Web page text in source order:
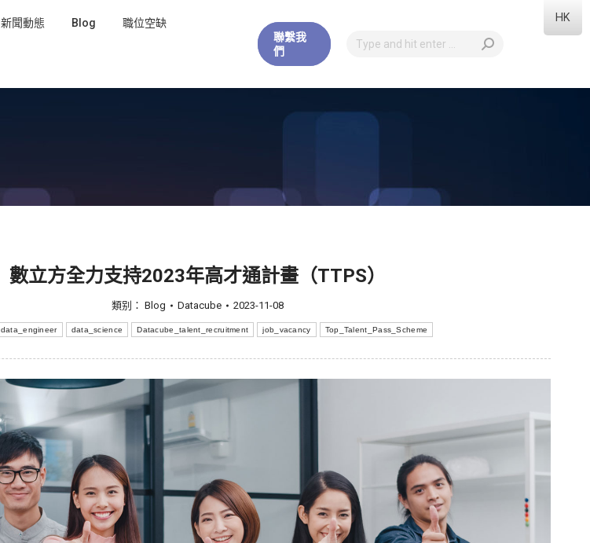
新聞動態 Blog 職位空缺
聯繫我
們
數立方全力支持2023年高才通計畫（TTPS）
類别： Blog Datacube 2023-11-08
data_engineer data_science Datacube_talent_recruitment job_vacancy Top_Talent_Pass_Scheme
HK